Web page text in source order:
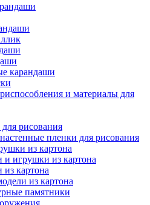
карандаши
и материалы для
рисования
пленки для рисования
из картона
игрушки из картона
картона
из картона
памятники